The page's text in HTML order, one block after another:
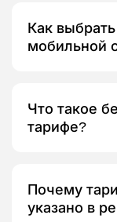
Как
мобильной
Что такое
тарифе?
Почему
указано в